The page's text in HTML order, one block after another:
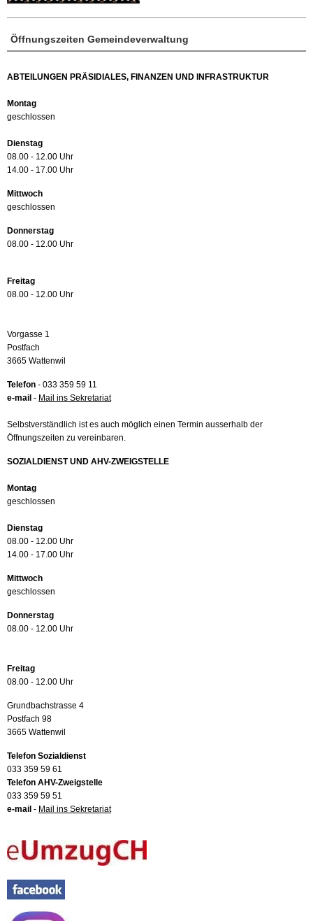
Öffnungszeiten Gemeindeverwaltung
ABTEILUNGEN PRÄSIDIALES, FINANZEN UND INFRASTRUKTUR
Montag
geschlossen
Dienstag
08.00 - 12.00 Uhr
14.00 - 17.00 Uhr
Mittwoch
geschlossen
Donnerstag
08.00 - 12.00 Uhr
Freitag
08.00 - 12.00 Uhr
Vorgasse 1
Postfach
3665 Wattenwil
Telefon - 033 359 59 11
e-mail - Mail ins Sekretariat
Selbstverständlich ist es auch möglich einen Termin ausserhalb der
Öffnungszeiten zu vereinbaren.
SOZIALDIENST UND AHV-ZWEIGSTELLE
Montag
geschlossen
Dienstag
08.00 - 12.00 Uhr
14.00 - 17.00 Uhr
Mittwoch
geschlossen
Donnerstag
08.00 - 12.00 Uhr
Freitag
08.00 - 12.00 Uhr
Grundbachstrasse 4
Postfach 98
3665 Wattenwil
Telefon Sozialdienst
033 359 59 61
Telefon AHV-Zweigstelle
033 359 59 51
e-mail - Mail ins Sekretariat